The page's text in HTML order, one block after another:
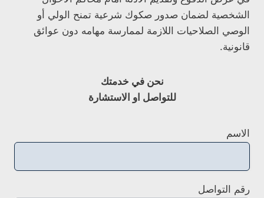
الشخصية لضمان صدور صكوك شرعية تمنح الولي أو
الوصي الصلاحيات اللازمة لممارسة مهامه دون عوائق
قانونية.
نحن في خدمتك
للتواصل او الاستشارة
الاسم
رقم التواصل